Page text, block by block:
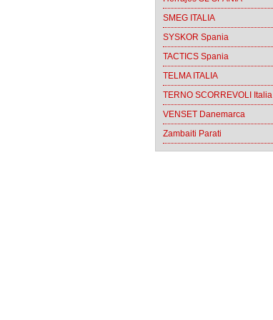
SMEG ITALIA
SYSKOR Spania
TACTICS Spania
TELMA ITALIA
TERNO SCORREVOLI Italia
VENSET Danemarca
Zambaiti Parati